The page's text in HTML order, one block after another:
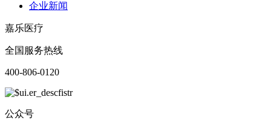
企业新闻
嘉乐医疗
全国服务热线
400-806-0120
公众号